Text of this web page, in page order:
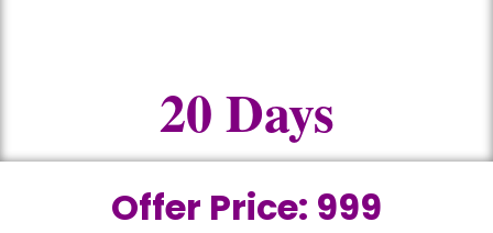
20 Days
Offer Price: 999